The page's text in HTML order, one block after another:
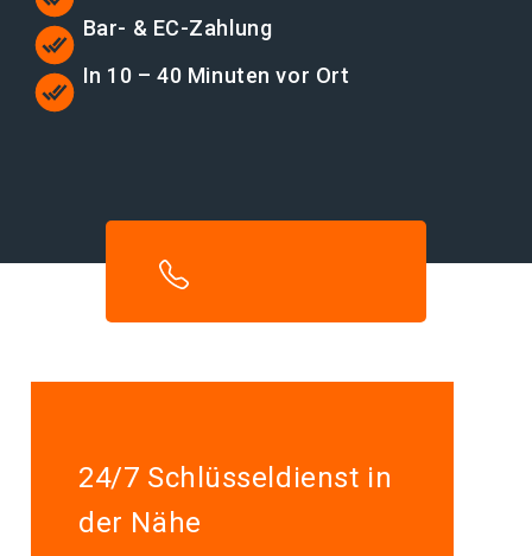
Bar- & EC-Zahlung
In 10 – 40 Minuten vor Ort
24/7 Schlüsseldienst in
der Nähe